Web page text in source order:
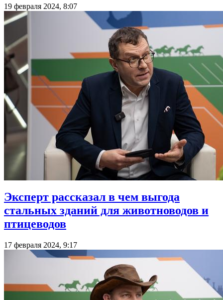
19 февраля 2024, 8:07
Эксперт рассказал в чем выгода
стальных зданий для животноводов и
птицеводов
17 февраля 2024, 9:17